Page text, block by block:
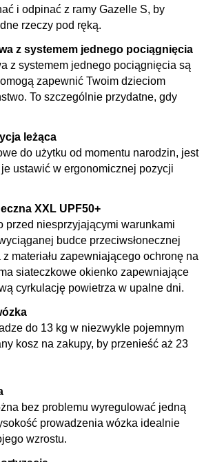
i odpinać z ramy Gazelle S, by
rzeczy pod ręką.
z systemem jednego pociągnięcia
z systemem jednego pociągnięcia są
zapewnić Twoim dzieciom
To szczególnie przydatne, gdy
leżąca
do użytku od momentu narodzin, jest
ustawić w ergonomicznej pozycji
XXL UPF50+
przed niesprzyjającymi warunkami
budce przeciwsłonecznej
materiału zapewniającego ochronę na
siateczkowe okienko zapewniające
cyrkulację powietrza w upalne dni.
do 13 kg w niezwykle pojemnym
kosz na zakupy, by przenieść aż 23
bez problemu wyregulować jedną
prowadzenia wózka idealnie
wzrostu.